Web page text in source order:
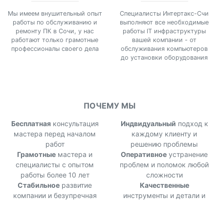
Мы имеем внушительный опыт
работы по обслуживанию и
ремонту ПК в Сочи, у нас
работают только грамотные
профессионалы своего дела
Специалисты Интертакс-Счи
выполняют все необходимые
работы IT инфраструктуры
вашей компании - от
обслуживания компьютеров
до установки оборудования
ПОЧЕМУ МЫ
Бесплатнаяконсультация
мастера перед началом
работ
Индвидуальный подход к
каждому клиенту и
решению проблемы
Грамотные мастера и
специалисты с опытом
работы более 10 лет
Оперативное устранение
проблем и поломок любой
сложности
Стабильное развитие
компании и безупречная
Качественные
инструменты и детали и